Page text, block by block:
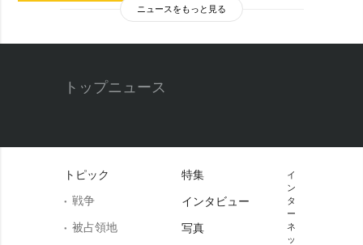
ニュースをもっと見る
トップニュース
トピック
戦争
被占領地
特集
インタビュー
写真
イ
ン
タ
ー
ネ
ッ